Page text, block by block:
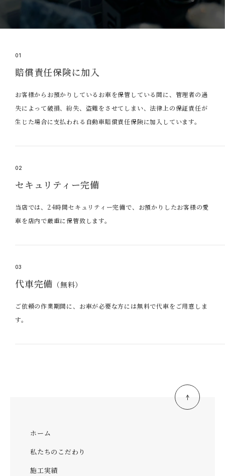
01
賠償責任保険に加入
お客様からお預かりしているお車を保管している間に、管理者の過
失によって破損、紛失、盗難をさせてしまい、法律上の保証責任が
生じた場合に支払われる自動車賠償責任保険に加入しています。
02
セキュリティー完備
当店では、24時間セキュリティー完備で、お預かりしたお客様の愛
車を店内で厳重に保管致します。
03
代車完備 （無料）
ご依頼の作業期間に、お車が必要な方には無料で代車をご用意しま
す。
ホーム
私たちのこだわり
施工実績